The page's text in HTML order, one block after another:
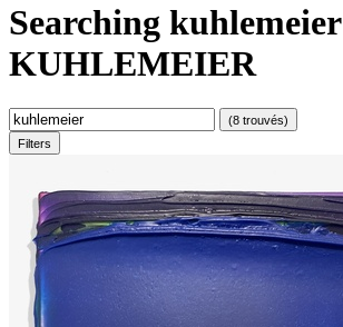
Searching kuhlemeier
KUHLEMEIER
(8 trouvés)
Filters